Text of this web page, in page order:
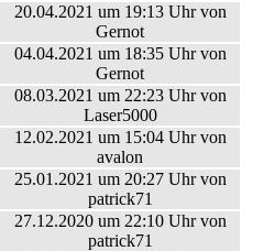
20.04.2021 um 19:13 Uhr von
Gernot
04.04.2021 um 18:35 Uhr von
Gernot
08.03.2021 um 22:23 Uhr von
Laser5000
12.02.2021 um 15:04 Uhr von
avalon
25.01.2021 um 20:27 Uhr von
patrick71
27.12.2020 um 22:10 Uhr von
patrick71